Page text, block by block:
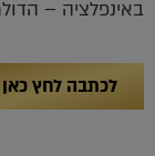
באינפלציה –
לכתבה לחץ כאן